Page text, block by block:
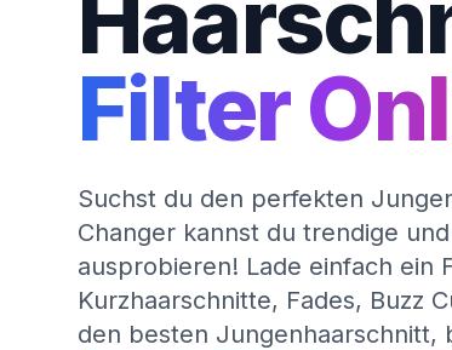
Filter
Suchst du den perfekten
Changer kannst du trendige
ausprobieren! Lade einfach ein
Kurzhaarschnitte, Fades, Buzz
den besten Jungenhaarschnitt,